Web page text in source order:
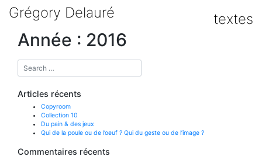
textes
Grégory Delauré
Année : 2016
Articles récents
Copyroom
Collection 10
Du pain & des jeux
Qui de la poule ou de l’oeuf ? Qui du geste ou de l’image ?
Commentaires récents